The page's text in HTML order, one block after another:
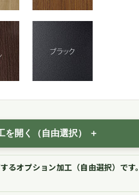
を開く（自由選択）
オプション加工（自由選択）です。